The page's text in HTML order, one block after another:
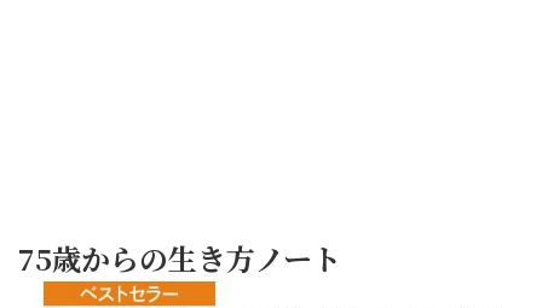
75歳からの生き方ノート